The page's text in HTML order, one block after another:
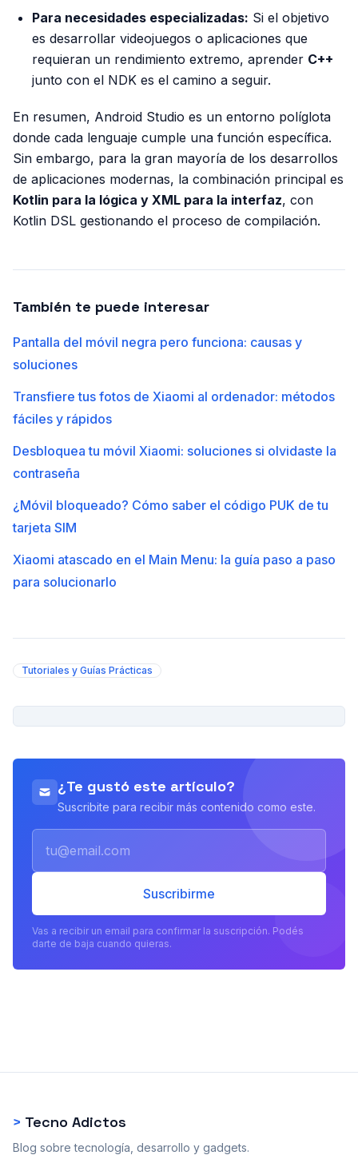
Para necesidades especializadas: Si el objetivo
es desarrollar videojuegos o aplicaciones que
requieran un rendimiento extremo, aprender C++
junto con el NDK es el camino a seguir.
En resumen, Android Studio es un entorno políglota
donde cada lenguaje cumple una función específica.
Sin embargo, para la gran mayoría de los desarrollos
de aplicaciones modernas, la combinación principal es
Kotlin para la lógica y XML para la interfaz, con
Kotlin DSL gestionando el proceso de compilación.
También te puede interesar
Pantalla del móvil negra pero funciona: causas y
soluciones
Transfiere tus fotos de Xiaomi al ordenador: métodos
fáciles y rápidos
Desbloquea tu móvil Xiaomi: soluciones si olvidaste la
contraseña
¿Móvil bloqueado? Cómo saber el código PUK de tu
tarjeta SIM
Xiaomi atascado en el Main Menu: la guía paso a paso
para solucionarlo
Tutoriales y Guías Prácticas
¿Te gustó este artículo?
Suscribite para recibir más contenido como este.
Suscribirme
Vas a recibir un email para confirmar la suscripción. Podés
darte de baja cuando quieras.
> Tecno Adictos
Blog sobre tecnología, desarrollo y gadgets.